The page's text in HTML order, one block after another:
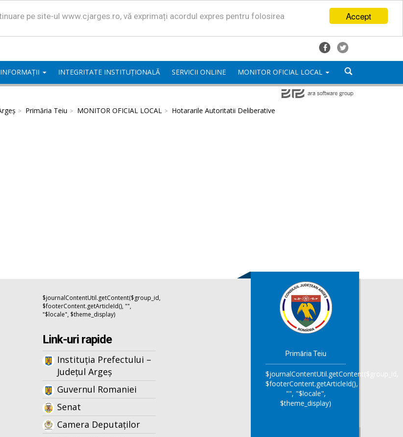
Accept
pe site-ul www.cjarges.ro, vă exprimați acordul expres pentru folosirea
INFORMAȚII INTEGRITATE INSTITUȚIONALĂ SERVICII ONLINE MONITOR OFICIAL LOCAL
Primăria Teiu MONITOR OFICIAL LOCAL Hotararile Autoritatii Deliberative
$journalContentUtil.getContent($group_id,
$footerContent.getArticleId(), "",
"$locale", $theme_display)
Link-uri rapide
Instituția Prefectului –
Județul Argeș
Guvernul Romaniei
Senat
Camera Deputaților
Primăria Teiu
$journalContentUtil.getContent($group_id,
$footerContent.getArticleId(),
"", "$locale",
$theme_display)